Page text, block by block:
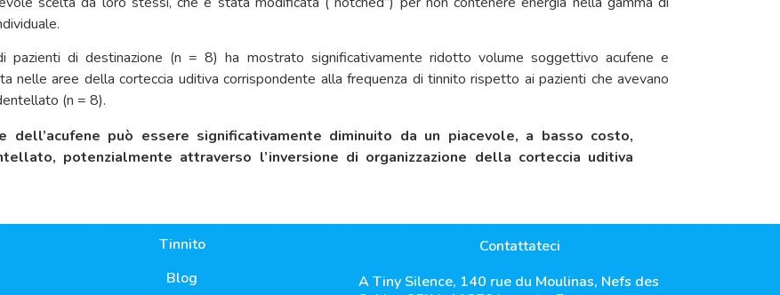
di destinazione (n = 8) ha mostrato significativamente ridotto volume soggettivo acufene e
nelle aree della corteccia uditiva corrispondente alla frequenza di tinnito rispetto ai pazienti che avevano
(n = 8).
può essere significativamente diminuito da un piacevole, a basso costo,
potenzialmente attraverso l’inversione di organizzazione della corteccia uditiva
Tinnito
Blog
Contattateci
A Tiny Silence, 140 rue du Moulinas, Nefs des